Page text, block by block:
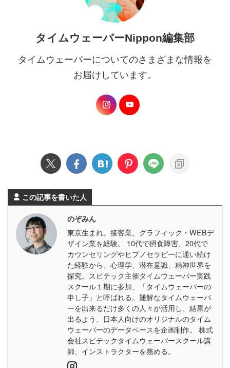
タイムウェーバーNippon編集部
タイムウェーバーについてのさまざまな情報を
お届けしています。
この記事を書いた人
のぞみん
東京生まれ。接客業、グラフィック・WEBデ
ザイン業を経験。 10代で摂食障害、20代で
カウンセリングやヒプノセラピーに通い続け
た経験から、心理学、潜在意識、精神世界を
探究。スピテック主催タイムウェーバー実践
スクール１期に参加、「タイムウェーバーの
申し子」と呼ばれる。難解なタイムウェーバ
ーを出来るだけ多くの人々が活用し、結果が
出るよう、日本人向けのオリジナルのタイム
ウェーバーのデータベースを企画制作。 株式
会社スピテックタイムウェーバースクール講
師、インストラクターを務める。